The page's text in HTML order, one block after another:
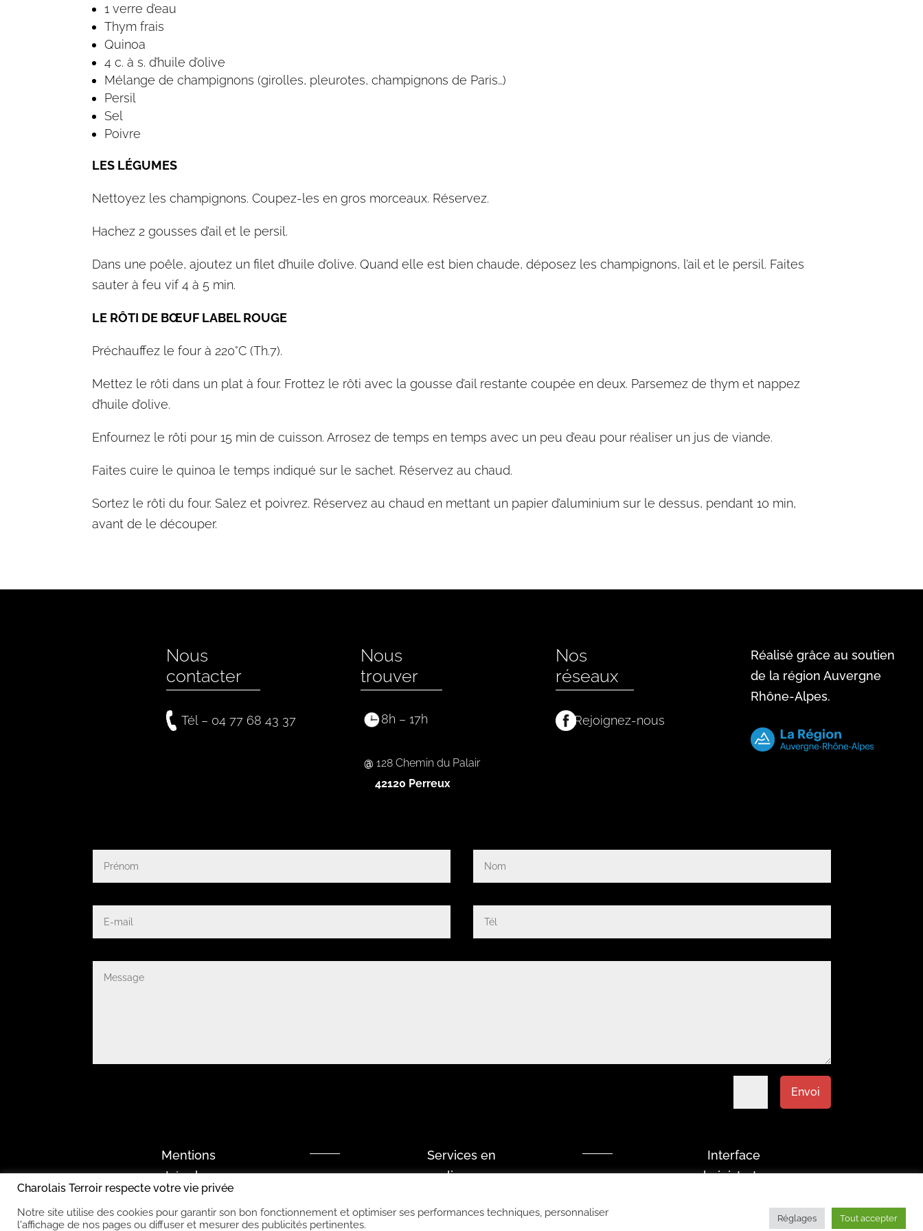
1 verre d’eau
Thym frais
Quinoa
4 c. à s. d’huile d’olive
Mélange de champignons (girolles, pleurotes, champignons de Paris…)
Persil
Sel
Poivre
LES LÉGUMES
Nettoyez les champignons. Coupez-les en gros morceaux. Réservez.
Hachez 2 gousses d’ail et le persil.
Dans une poêle, ajoutez un filet d’huile d’olive. Quand elle est bien chaude, déposez les champignons, l’ail et le persil. Faites
sauter à feu vif 4 à 5 min.
LE RÔTI DE BŒUF LABEL ROUGE
Préchauffez le four à 220°C (Th.7).
Mettez le rôti dans un plat à four. Frottez le rôti avec la gousse d’ail restante coupée en deux. Parsemez de thym et nappez
d’huile d’olive.
Enfournez le rôti pour 15 min de cuisson. Arrosez de temps en temps avec un peu d’eau pour réaliser un jus de viande.
Faites cuire le quinoa le temps indiqué sur le sachet. Réservez au chaud.
Sortez le rôti du four. Salez et poivrez. Réservez au chaud en mettant un papier d’aluminium sur le dessus, pendant 10 min,
avant de le découper.
Nous
contacter
Tél – 04 77 68 43 37
Nous
trouver
8h – 17h
@ 128 Chemin du Palair
42120 Perreux
Nos
réseaux
Rejoignez-nous
Réalisé grâce au soutien
de la région Auvergne
Rhône-Alpes.
Envoi
Mentions
Légales
Services en
ligne
Interface
administrateur
Charolais Terroir respecte votre vie privée
Notre site utilise des cookies pour garantir son bon fonctionnement et optimiser ses performances techniques, personnaliser
l'affichage de nos pages ou diffuser et mesurer des publicités pertinentes.
Réglages Tout accepter